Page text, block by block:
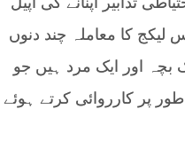
کا معاملہ چند دنوں
بچہ اور ایک مرد ہیں جو
کے اہلکاروں نے فوری طور پر کارروائی کرتے ہوئے